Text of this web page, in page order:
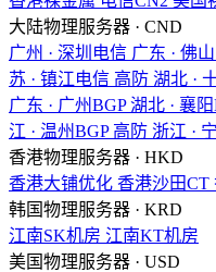
大陆物理服务器 · CND
广州 · 深圳电信 广东 · 佛
苏 · 镇江电信 高防 湖北 ·
广东 · 广州BGP 湖北 · 襄
江 · 温州BGP 高防 浙江 ·
香港物理服务器 · HKD
香港大铺优化 香港沙田CT
韩国物理服务器 · KRD
江南SK机房 江南KT机房
美国物理服务器 · USD